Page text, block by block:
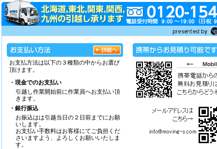
お支払方法は以下の３種類の中からお選び
頂けます。
・現金でのお支払い
引越し作業開始前に作業員へお支払い頂
きます。
・銀行振込
お振込はは引越当日の２日前までにお願
いします。
お支払い手数料はお客様にてご負担くだ
さいますよう、よろしくお願いいたしま
す。